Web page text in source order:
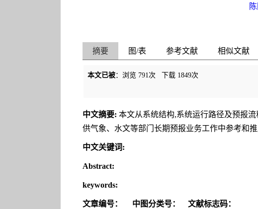
摘要 图/表 参考文献 相似文献
本文已被：浏览 791次 下载 1849次
中文摘要: 本文从系统结构,系统运行路径及预报
供气象、水文等部门长期预报业务工作中参考和推
中文关键词:
Abstract:
keywords:
文章编号： 中图分类号： 文献标志码：